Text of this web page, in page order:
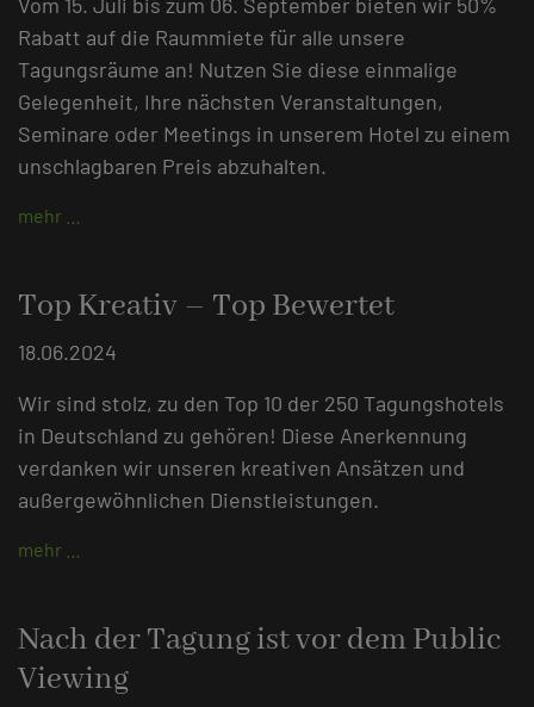
Rabatt auf die Raummiete für alle unsere
Tagungsräume an! Nutzen Sie diese einmalige
Gelegenheit, Ihre nächsten Veranstaltungen,
Seminare oder Meetings in unserem Hotel zu einem
unschlagbaren Preis abzuhalten.
mehr …
Top Kreativ – Top Bewertet
18.06.2024
Wir sind stolz, zu den Top 10 der 250 Tagungshotels
in Deutschland zu gehören! Diese Anerkennung
verdanken wir unseren kreativen Ansätzen und
außergewöhnlichen Dienstleistungen.
mehr …
Nach der Tagung ist vor dem Public
Viewing